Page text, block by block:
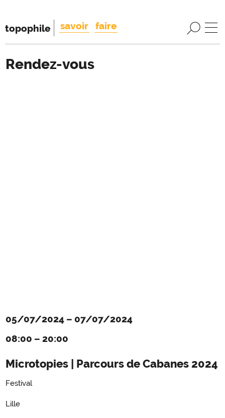
topophile savoir faire
Rendez-vous
05/07/2024 – 07/07/2024
08:00 – 20:00
Microtopies | Parcours de Cabanes 2024
Festival
Lille